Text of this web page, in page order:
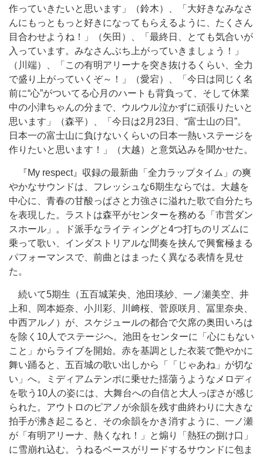
作っていきたいと思います」（鈴木）、「大好きなみなさ
んにもっともっと好きになってもらえるように、たくさん
目合わせようね！」（矢田）、「最終日、とても気合いが
入っています。みなさんぶち上がっていきましょう！」
（川端）、「この有明アリーナを突き抜けるくらい、全力
で盛り上がっていくぞ～！」（愛宕）、「今日は同じく名
前に“心”がついてる心月のハートも背負って、そして休業
中の小津ちゃんの分まで、ウルウル泣かずに頑張りたいと
思います」（森平）、「今日は2月23日、“富士山の日”。
日本一の富士山に負けないくらいの日本一熱いステージを
作りたいと思います！」（大越）と意気込みを聞かせた。
『My respect』収録の最新曲「全力ラップタイム」の爽
やかなサウンドは、フレッシュな6期生ならでは。大越を
中心に、青春の甘酸っぱさと力強さに溢れた歌で自分たち
を表現した。ラストは森平がセンターを務める「市営ダン
スホール」。ド派手なライティングと4つ打ちのリズムに
乗って歌い、インダストリアルな間奏を挟んで興奮極まる
パフォーマンスで、前曲とはまったく異なる表情を見せ
た。
続いて5期生（五百城茉央、池田瑛紗、一ノ瀬美空、井
上和、岡本姫奈、小川彩、川﨑桜、菅原咲月、冨里奈央、
中西アルノ）が、スケジュールの都合で欠席の奥田いろは
を除く10人でステージへ。池田をセンターに「心にもない
こと」からライブを開始。赤を基調とした衣装で艶やかに
舞い踊ると、五百城の歌い出しから「「じゃあね」が切な
い」へ。ミディアムテンポに乗せた揺蕩うようなメロディ
を歌う10人の姿には、大舞台への自信と大人っぽさが感じ
られた。アウトロのピアノが余韻を残す曲終わりに大きな
拍手が沸き起こると、その余韻をかき消すように、一ノ瀬
が「有明アリーナ、熱くなれ！」と煽り「熱狂の捌け口」
に雪崩れ込む。うねるベースがリードするサウンドに包ま